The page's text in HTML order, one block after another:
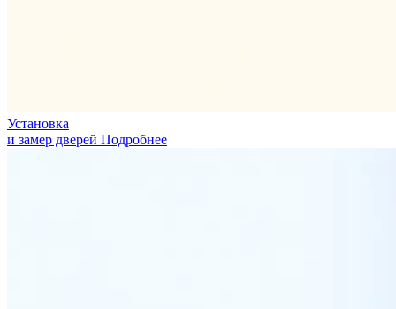
Установка
и замер дверей Подробнее